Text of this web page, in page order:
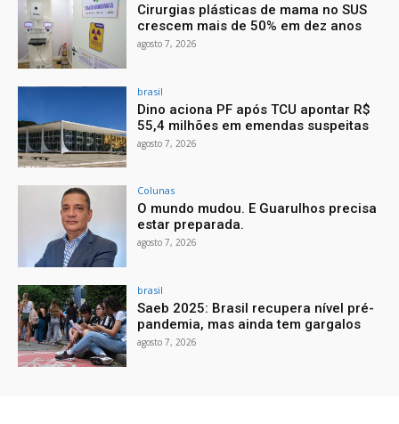
Cirurgias plásticas de mama no SUS
crescem mais de 50% em dez anos
agosto 7, 2026
brasil
Dino aciona PF após TCU apontar R$
55,4 milhões em emendas suspeitas
agosto 7, 2026
Colunas
O mundo mudou. E Guarulhos precisa
estar preparada.
agosto 7, 2026
brasil
Saeb 2025: Brasil recupera nível pré-
pandemia, mas ainda tem gargalos
agosto 7, 2026